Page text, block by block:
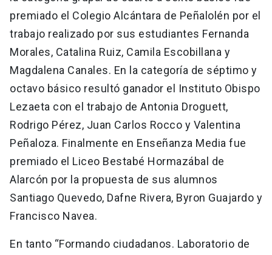
premiado el Colegio Alcántara de Peñalolén por el
trabajo realizado por sus estudiantes Fernanda
Morales, Catalina Ruiz, Camila Escobillana y
Magdalena Canales. En la categoría de séptimo y
octavo básico resultó ganador el Instituto Obispo
Lezaeta con el trabajo de Antonia Droguett,
Rodrigo Pérez, Juan Carlos Rocco y Valentina
Peñaloza. Finalmente en Enseñanza Media fue
premiado el Liceo Bestabé Hormazábal de
Alarcón por la propuesta de sus alumnos
Santiago Quevedo, Dafne Rivera, Byron Guajardo y
Francisco Navea.
En tanto “Formando ciudadanos. Laboratorio de